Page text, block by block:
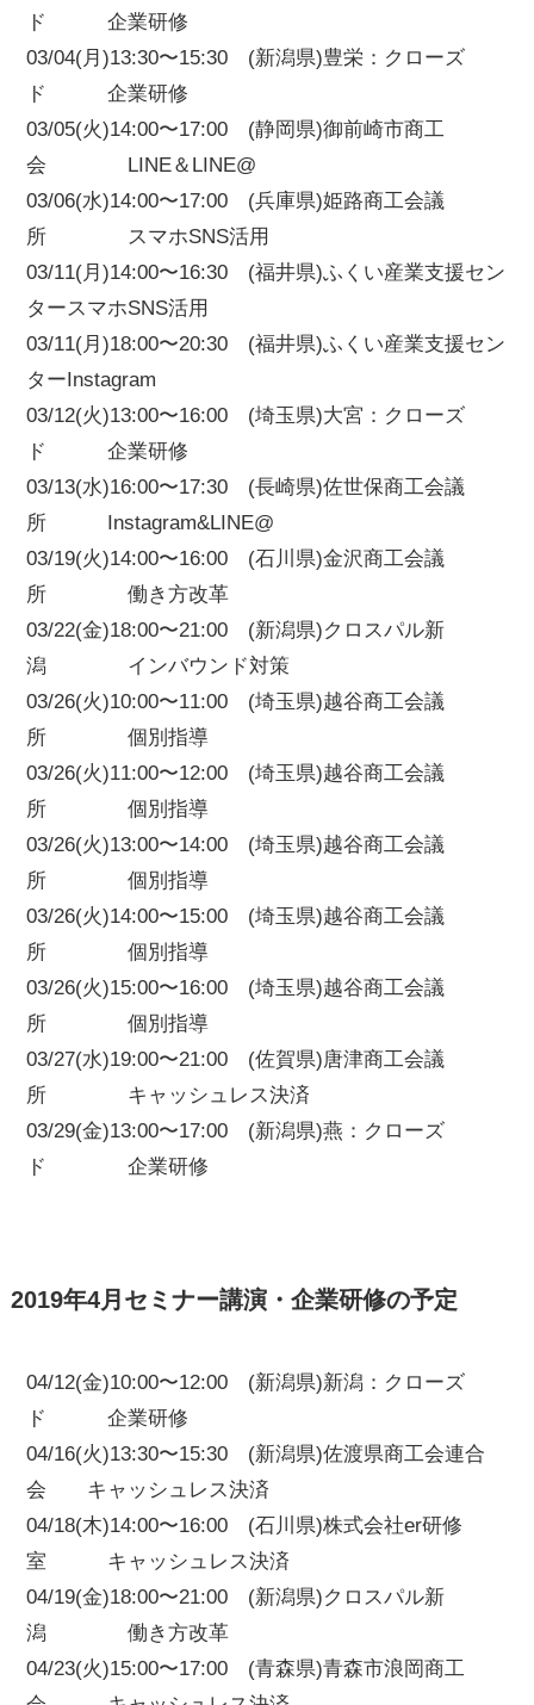
ド 企業研修
03/04(月)13:30〜15:30 (新潟県)豊栄：クローズ
ド 企業研修
03/05(火)14:00〜17:00 (静岡県)御前崎市商工
会 LINE＆LINE@
03/06(水)14:00〜17:00 (兵庫県)姫路商工会議
所 スマホSNS活用
03/11(月)14:00〜16:30 (福井県)ふくい産業支援セン
タースマホSNS活用
03/11(月)18:00〜20:30 (福井県)ふくい産業支援セン
ターInstagram
03/12(火)13:00〜16:00 (埼玉県)大宮：クローズ
ド 企業研修
03/13(水)16:00〜17:30 (長崎県)佐世保商工会議
所 Instagram&LINE@
03/19(火)14:00〜16:00 (石川県)金沢商工会議
所 働き方改革
03/22(金)18:00〜21:00 (新潟県)クロスパル新
潟 インバウンド対策
03/26(火)10:00〜11:00 (埼玉県)越谷商工会議
所 個別指導
03/26(火)11:00〜12:00 (埼玉県)越谷商工会議
所 個別指導
03/26(火)13:00〜14:00 (埼玉県)越谷商工会議
所 個別指導
03/26(火)14:00〜15:00 (埼玉県)越谷商工会議
所 個別指導
03/26(火)15:00〜16:00 (埼玉県)越谷商工会議
所 個別指導
03/27(水)19:00〜21:00 (佐賀県)唐津商工会議
所 キャッシュレス決済
03/29(金)13:00〜17:00 (新潟県)燕：クローズ
ド 企業研修
2019年4月セミナー講演・企業研修の予定
04/12(金)10:00〜12:00 (新潟県)新潟：クローズ
ド 企業研修
04/16(火)13:30〜15:30 (新潟県)佐渡県商工会連合
会 キャッシュレス決済
04/18(木)14:00〜16:00 (石川県)株式会社er研修
室 キャッシュレス決済
04/19(金)18:00〜21:00 (新潟県)クロスパル新
潟 働き方改革
04/23(火)15:00〜17:00 (青森県)青森市浪岡商工